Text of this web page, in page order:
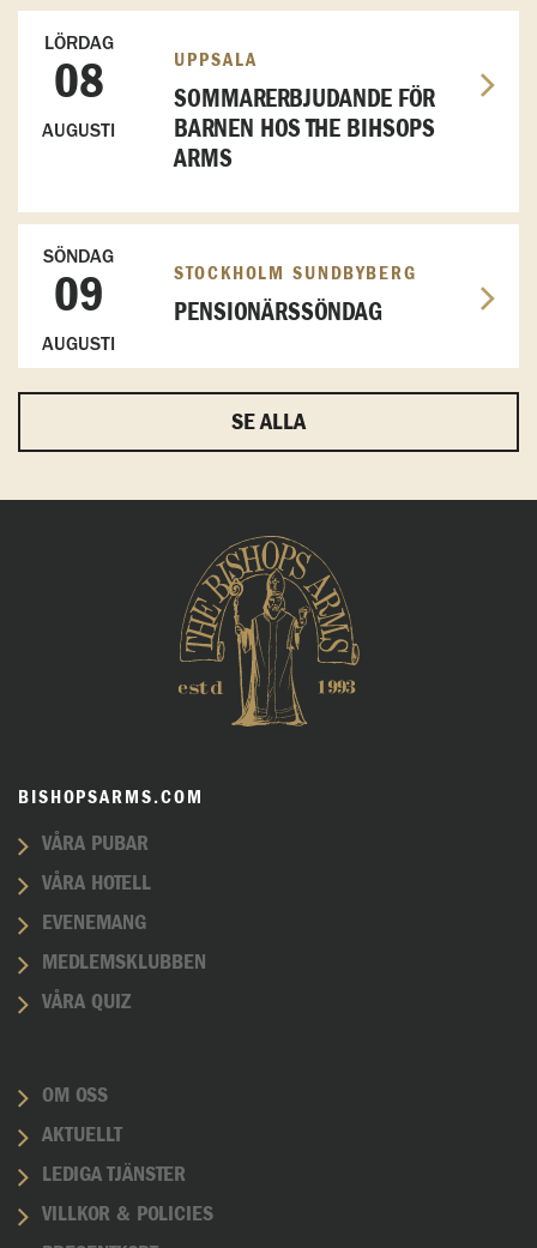
LÖRDAG
08
AUGUSTI
UPPSALA
SOMMARERBJUDANDE FÖR
BARNEN HOS THE BIHSOPS
ARMS
SÖNDAG
09
AUGUSTI
STOCKHOLM SUNDBYBERG
PENSIONÄRSSÖNDAG
SE ALLA
BISHOPSARMS.COM
VÅRA PUBAR
VÅRA HOTELL
EVENEMANG
MEDLEMSKLUBBEN
VÅRA QUIZ
OM OSS
AKTUELLT
LEDIGA TJÄNSTER
VILLKOR & POLICIES